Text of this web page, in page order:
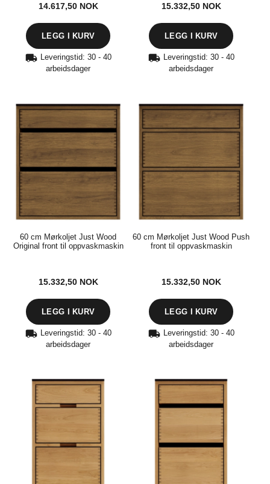
14.617,50 NOK 15.332,50 NOK
Leveringstid: 30 - 40
arbeidsdager
60 cm Mørkoljet Just Wood
Original front til oppvaskmaskin
15.332,50 NOK
Leveringstid: 30 - 40
arbeidsdager
60 cm Mørkoljet Just Wood Push
front til oppvaskmaskin
15.332,50 NOK
Leveringstid: 30 - 40
arbeidsdager
Leveringstid: 30 - 40
arbeidsdager